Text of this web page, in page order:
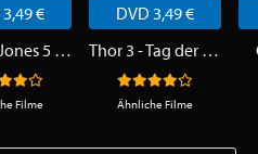
€
Indiana Jones 5 - Indiana Jones und das Rad des Schicksals
Filme
DVD 3,49 €
Thor 3 - Tag der Entscheidung
Ähnliche Filme